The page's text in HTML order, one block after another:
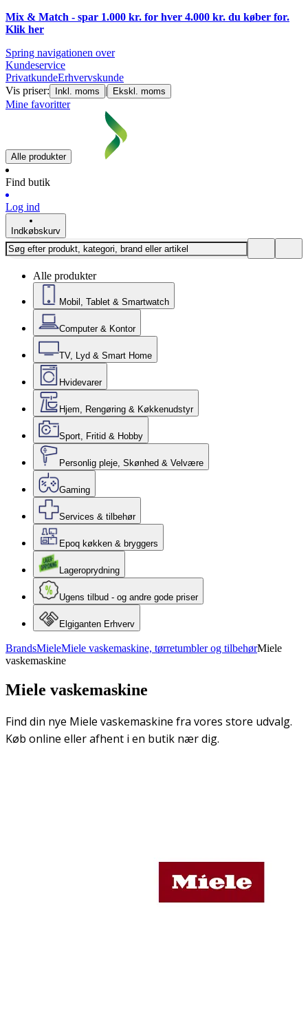
Mix & Match - spar 1.000 kr. for hver 4.000 kr. du køber for.
Klik her
Spring navigationen over
Kundeservice
PrivatkundeErhvervskunde
Vis priser:
Inkl. moms | Ekskl. moms
Mine favoritter
Alle produkter
Find butik
Log ind
Indkøbskurv
Alle produkter
Mobil, Tablet & Smartwatch
Computer & Kontor
TV, Lyd & Smart Home
Hvidevarer
Hjem, Rengøring & Køkkenudstyr
Sport, Fritid & Hobby
Personlig pleje, Skønhed & Velvære
Gaming
Services & tilbehør
Epoq køkken & bryggers
Lageroprydning
Ugens tilbud - og andre gode priser
Elgiganten Erhverv
BrandsMieleMiele vaskemaskine, tørretumbler og tilbehørMiele
vaskemaskine
Miele vaskemaskine
Find din nye Miele vaskemaskine fra vores store udvalg.
Køb online eller afhent i en butik nær dig.